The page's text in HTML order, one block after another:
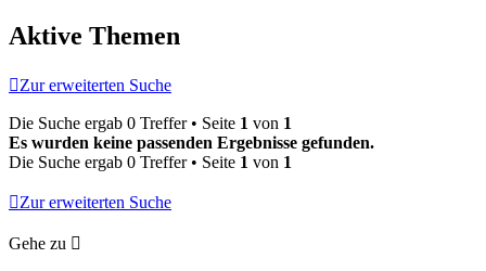
Aktive Themen
Zur erweiterten Suche
Die Suche ergab 0 Treffer • Seite 1 von 1
Es wurden keine passenden Ergebnisse gefunden.
Die Suche ergab 0 Treffer • Seite 1 von 1
Zur erweiterten Suche
Gehe zu